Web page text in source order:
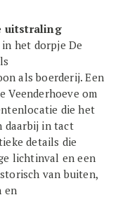
uitstraling
het dorpje De
als boerderij. Een
Veenderhoeve om
die het
daarbij in tact
details die
lichtinval en een
van buiten,
en